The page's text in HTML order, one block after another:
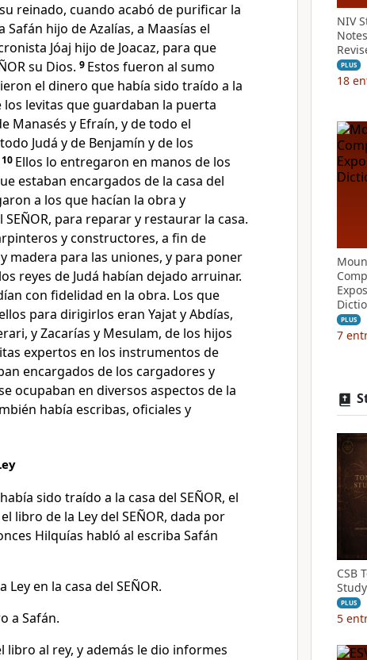
reinado, cuando acabó de purificar la
hijo de Azalías, a Maasías el
Jóaj hijo de Joacaz, para que
su Dios. 9 Estos fueron al sumo
el dinero que había sido traído a la
levitas que guardaban la puerta
Manasés y Efraín, y de todo el
Judá y de Benjamín y de los
10 Ellos lo entregaron en manos de los
estaban encargados de la casa del
a los que hacían la obra y
para reparar y restaurar la casa.
y constructores, a fin de
madera para las uniones, y para poner
reyes de Judá habían dejado arruinar.
con fidelidad en la obra. Los que
para dirigirlos eran Yajat y Abdías,
y Zacarías y Mesulam, de los hijos
expertos en los instrumentos de
encargados de los cargadores y
ocupaban en diversos aspectos de la
había escribas, oficiales y
sido traído a la casa del SEÑOR, el
libro de la Ley del SEÑOR, dada por
Hilquías habló al escriba Safán
en la casa del SEÑOR.
a Safán.
libro al rey, y además le dio informes
NIV
PLUS
18
PLUS
7
CSB
PLUS
5